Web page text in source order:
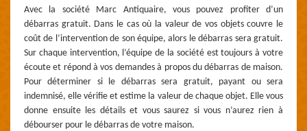
Avec la société Marc Antiquaire, vous pouvez profiter d’un
débarras gratuit. Dans le cas où la valeur de vos objets couvre le
coût de l’intervention de son équipe, alors le débarras sera gratuit.
Sur chaque intervention, l’équipe de la société est toujours à votre
écoute et répond à vos demandes à propos du débarras de maison.
Pour déterminer si le débarras sera gratuit, payant ou sera
indemnisé, elle vérifie et estime la valeur de chaque objet. Elle vous
donne ensuite les détails et vous saurez si vous n’aurez rien à
débourser pour le débarras de votre maison.